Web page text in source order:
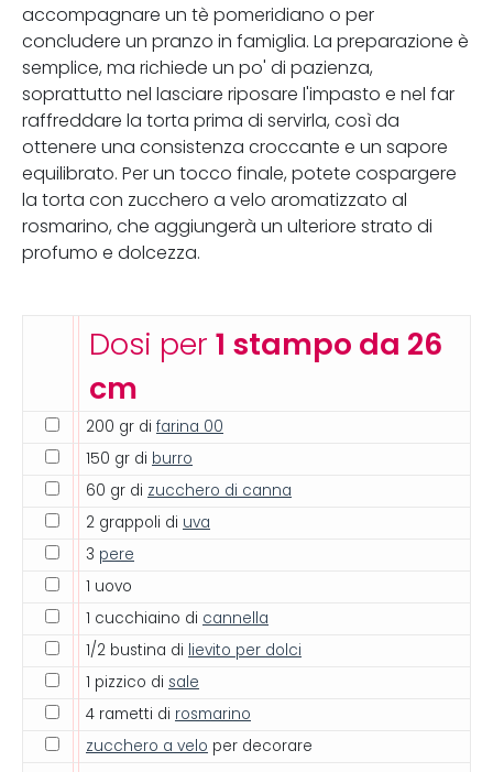
accompagnare un tè pomeridiano o per
concludere un pranzo in famiglia. La preparazione è
semplice, ma richiede un po' di pazienza,
soprattutto nel lasciare riposare l'impasto e nel far
raffreddare la torta prima di servirla, così da
ottenere una consistenza croccante e un sapore
equilibrato. Per un tocco finale, potete cospargere
la torta con zucchero a velo aromatizzato al
rosmarino, che aggiungerà un ulteriore strato di
profumo e dolcezza.
Dosi per 1 stampo da 26
cm
200 gr di farina 00
150 gr di burro
60 gr di zucchero di canna
2 grappoli di uva
3 pere
1 uovo
1 cucchiaino di cannella
1/2 bustina di lievito per dolci
1 pizzico di sale
4 rametti di rosmarino
zucchero a velo per decorare